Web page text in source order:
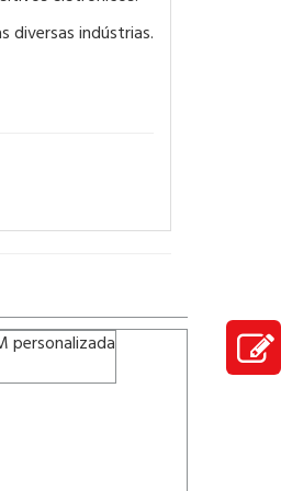
diversas indústrias.